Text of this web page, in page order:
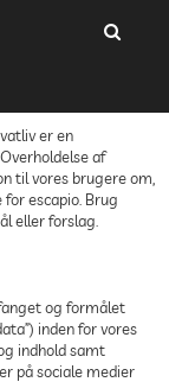
er en
af
til vores brugere om,
escapio. Brug
eller forslag.
og formålet
inden for vores
indhold samt
på sociale medier